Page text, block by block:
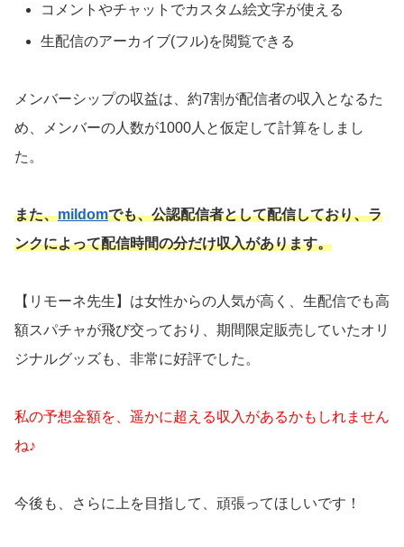
コメントやチャットでカスタム絵文字が使える
生配信のアーカイブ(フル)を閲覧できる
メンバーシップの収益は、約7割が配信者の収入となるた
め、メンバーの人数が1000人と仮定して計算をしまし
た。
また、mildomでも、公認配信者として配信しており、ラ
ンクによって配信時間の分だけ収入があります。
【リモーネ先生】は女性からの人気が高く、生配信でも高
額スパチャが飛び交っており、期間限定販売していたオリ
ジナルグッズも、非常に好評でした。
私の予想金額を、遥かに超える収入があるかもしれません
ね♪
今後も、さらに上を目指して、頑張ってほしいです！